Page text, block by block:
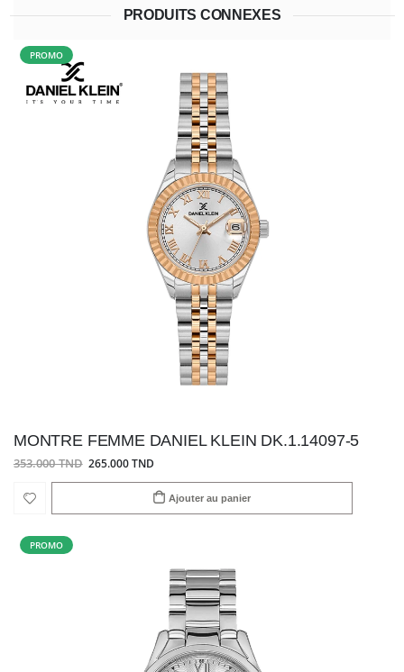
PRODUITS CONNEXES
PROMO
MONTRE FEMME DANIEL KLEIN DK.1.14097-5
353.000 TND 265.000 TND
Ajouter au panier
PROMO